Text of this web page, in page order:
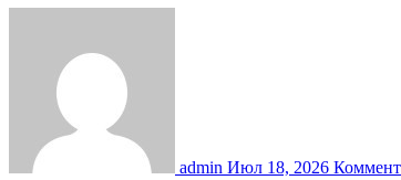
admin Июл 18, 2026